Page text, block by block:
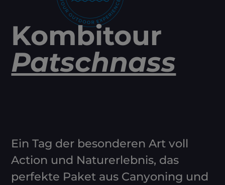
Kombitour
Patschnass
Ein Tag der besonderen Art voll
Action und Naturerlebnis, das
perfekte Paket aus Canyoning und